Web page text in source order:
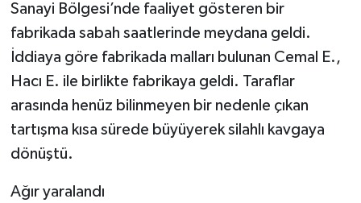
Sanayi Bölgesi’nde faaliyet gösteren bir
fabrikada sabah saatlerinde meydana geldi.
İddiaya göre fabrikada malları bulunan Cemal E.,
Hacı E. ile birlikte fabrikaya geldi. Taraflar
arasında henüz bilinmeyen bir nedenle çıkan
tartışma kısa sürede büyüyerek silahlı kavgaya
dönüştü.
Ağır yaralandı